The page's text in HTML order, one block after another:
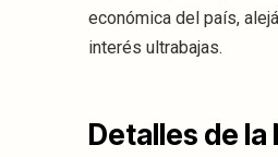
económica del país,
interés ultrabajas.
Detalles de la